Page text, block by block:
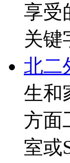
享受
关键
北二
生和
方面
室或